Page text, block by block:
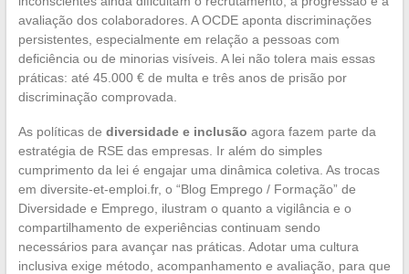
avaliação dos colaboradores. A OCDE aponta discriminações
persistentes, especialmente em relação a pessoas com
deficiência ou de minorias visíveis. A lei não tolera mais essas
práticas: até 45.000 € de multa e três anos de prisão por
discriminação comprovada.
As políticas de diversidade e inclusão agora fazem parte da
estratégia de RSE das empresas. Ir além do simples
cumprimento da lei é engajar uma dinâmica coletiva. As trocas
em diversite-et-emploi.fr, o “Blog Emprego / Formação” de
Diversidade e Emprego, ilustram o quanto a vigilância e o
compartilhamento de experiências continuam sendo
necessários para avançar nas práticas. Adotar uma cultura
inclusiva exige método, acompanhamento e avaliação, para que